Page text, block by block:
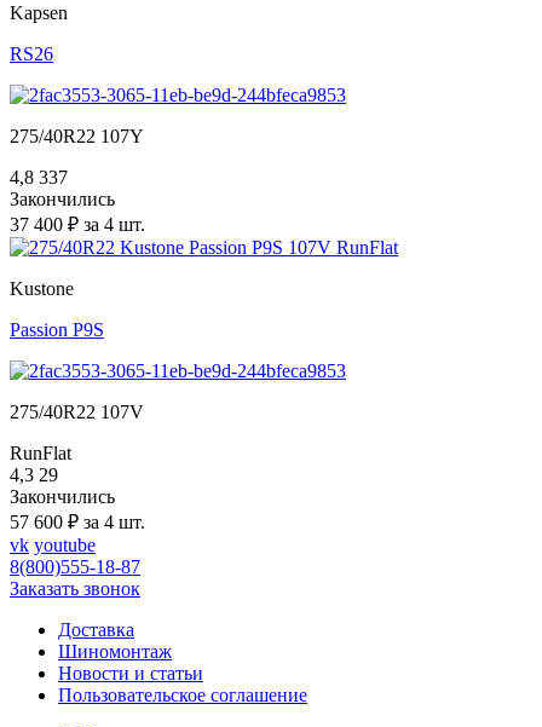
Kapsen
RS26
275/40R22 107Y
4,8 337
Закончились
37 400 ₽ за 4 шт.
Kustone
Passion P9S
275/40R22 107V
RunFlat
4,3 29
Закончились
57 600 ₽ за 4 шт.
vk youtube
8(800)555-18-87
Заказать звонок
Доставка
Шиномонтаж
Новости и статьи
Пользовательское соглашение